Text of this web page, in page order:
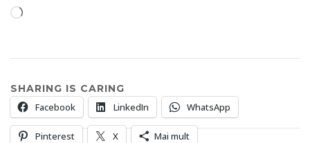
Încarc...
SHARING IS CARING
Facebook
LinkedIn WhatsApp
Pinterest X Mai mult